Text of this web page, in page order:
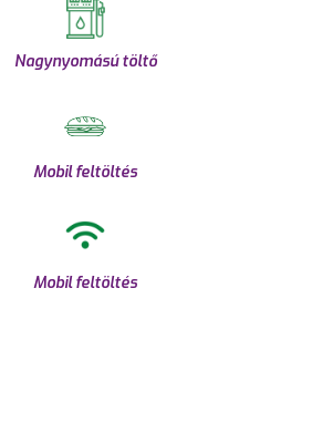
Nagynyomású töltő
Mobil feltöltés
Mobil feltöltés